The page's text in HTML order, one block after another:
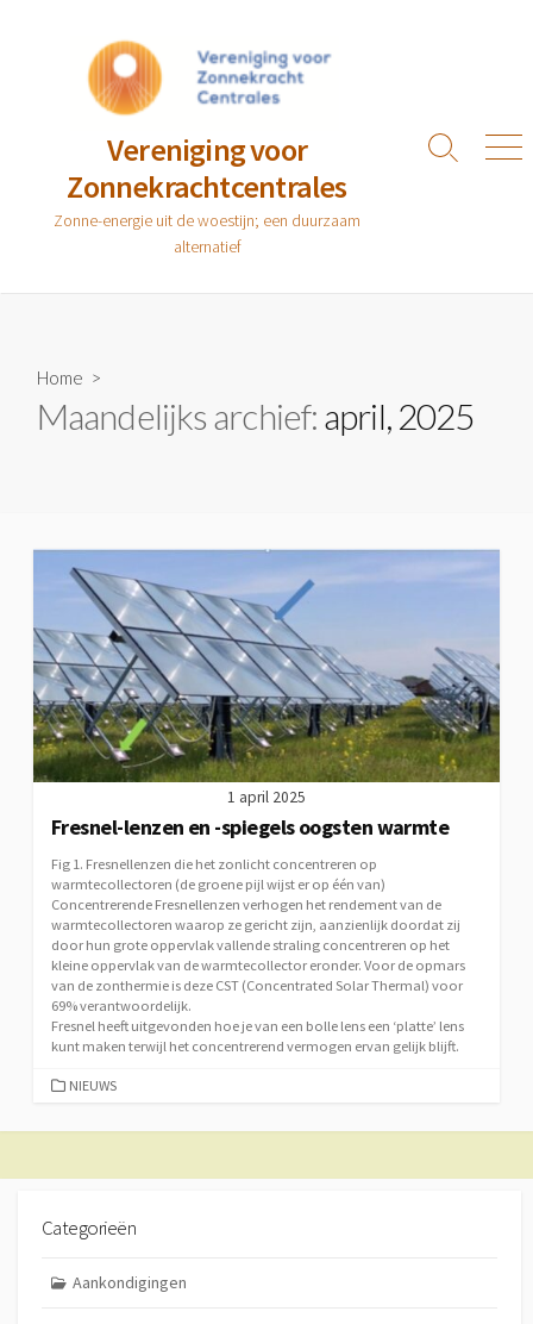
Vereniging voor
Zonnekrachtcentrales
Zonne-energie uit de woestijn; een duurzaam
alternatief
Zoeken
Home >
Maandelijks archief:april, 2025
1 april 2025
Fresnel-lenzen en -spiegels oogsten warmte
Fig 1. Fresnellenzen die het zonlicht concentreren op
warmtecollectoren (de groene pijl wijst er op één van)
Concentrerende Fresnellenzen verhogen het rendement van de
warmtecollectoren waarop ze gericht zijn, aanzienlijk doordat zij
door hun grote oppervlak vallende straling concentreren op het
kleine oppervlak van de warmtecollector eronder. Voor de opmars
van de zonthermie is deze CST (Concentrated Solar Thermal) voor
69% verantwoordelijk.
Fresnel heeft uitgevonden hoe je van een bolle lens een ‘platte’ lens
kunt maken terwijl het concentrerend vermogen ervan gelijk blijft.
CATEGORIEËN
NIEUWS
Categorieën
Aankondigingen